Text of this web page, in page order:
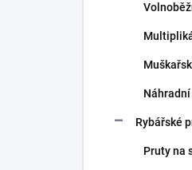
Rybářské
Pruty na